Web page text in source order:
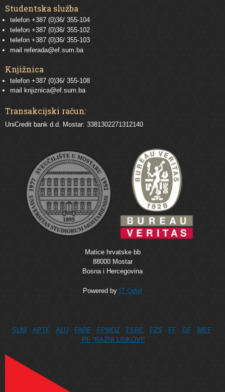
Studentska služba
telefon +387 (0)36/ 355-104
telefon +387 (0)36/ 355-102
telefon +387 (0)36/ 355-103
mail referada@ef.sum.ba
Knjižnica
telefon +387 (0)36/ 355-108
mail
knjiznica@ef.sum.ba
Transakcijski račun:
UniCredit bank d.d. Mostar: 3381302271312140
Matice hrvatske bb
88000 Mostar
Bosna i Hercegovina
Powered by IT Odjel
SUM APTF ALU FARF FPMOZ FSRE FZS FF GF
MEF
PF *RAZNI LINKOVI*